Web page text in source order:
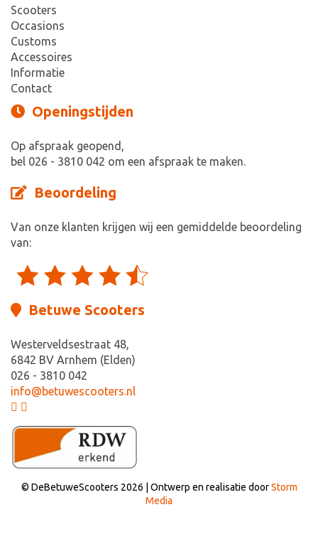
Scooters
Occasions
Customs
Accessoires
Informatie
Contact
Openingstijden
Op afspraak geopend,
bel 026 - 3810 042 om een afspraak te maken.
Beoordeling
Van onze klanten krijgen wij een gemiddelde beoordeling
van:
Betuwe Scooters
Westerveldsestraat 48,
6842 BV Arnhem (Elden)
026 - 3810 042
info@betuwescooters.nl
© DeBetuweScooters 2026 | Ontwerp en realisatie doorStorm
Media